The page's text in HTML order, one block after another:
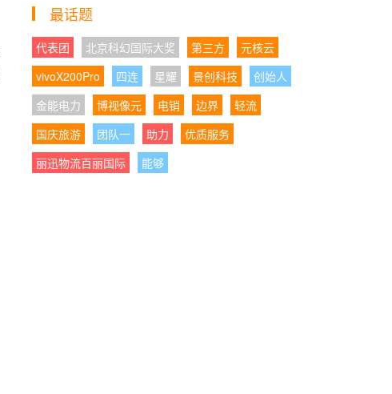
在给出新的答案
04:28:06 | AI都免费了，你的录音笔还在收“转
写保护费”？或许有更聪明的方案
04:28:08 |
携手民进同心筑书香,学大教育以公
益践行企业担当
最话题
代表团 北京科幻国际大奖 第三方
元核云
vivoX200Pro
四连 星耀 景创科技
创始人
金能电力
博视像元 电销 边界
轻流
国庆旅游
团队一 助力
优质服务
丽迅物流百丽国际
能够